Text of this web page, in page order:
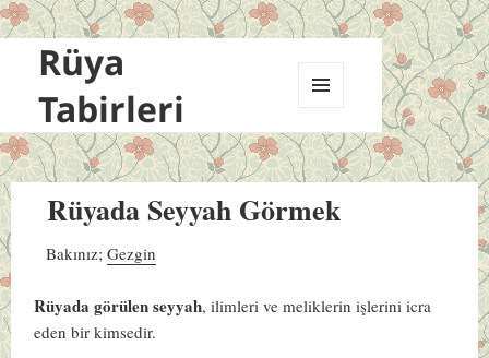
Rüya
Tabirleri
VE
BILEŞENLER
Rüyada Seyyah Görmek
Bakınız;Gezgin
Rüyada görülen seyyah, ilimleri ve meliklerin işlerini icra
eden bir kimsedir.